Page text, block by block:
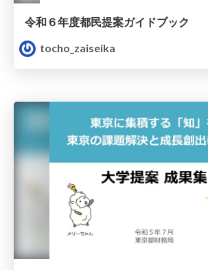
令和６年度都民提案ガイドブック
tocho_zaiseika